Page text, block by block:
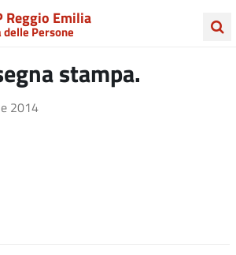
Reggio Emilia
delle Persone
stampa.
2014